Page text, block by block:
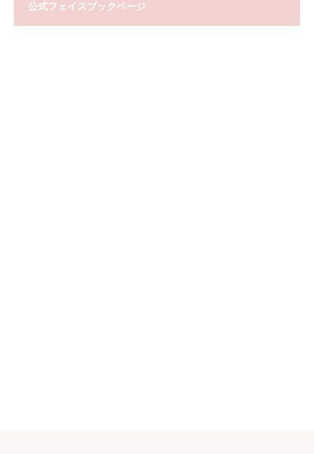
公式フェイスブックページ